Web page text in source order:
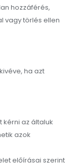
hozzáférés,
vagy törlés ellen
ha azt
az általuk
azok
előírásai szerint